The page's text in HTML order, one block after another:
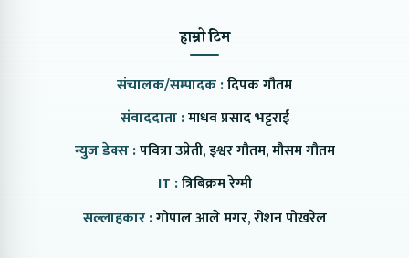
हाम्रो टिम
संचालक/सम्पादक :दिपक गौतम
संवाददाता :माधव प्रसाद भट्टराई
न्युज डेक्स :पवित्रा उप्रेती, इश्वर गौतम, मौसम गौतम
IT :त्रिबिक्रम रेग्मी
सल्लाहकार :गोपाल आले मगर, रोशन पोखरेल